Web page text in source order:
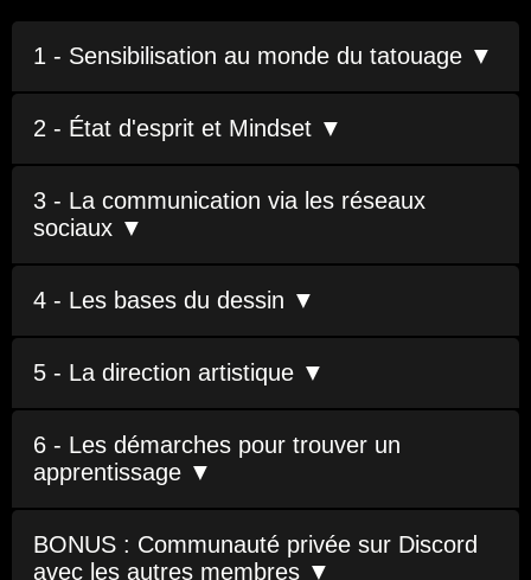
1 - Sensibilisation au monde du tatouage ▼
2 - État d'esprit et Mindset ▼
3 - La communication via les réseaux
sociaux ▼
4 - Les bases du dessin ▼
5 - La direction artistique ▼
6 - Les démarches pour trouver un
apprentissage ▼
BONUS : Communauté privée sur Discord
avec les autres membres ▼